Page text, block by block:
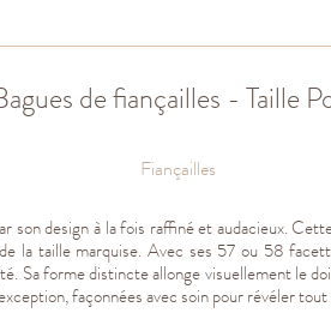
de fiançailles - Taille
Fiançailles
son design à la fois raffiné et audacieux.
la taille marquise. Avec ses 57 ou 58
Sa forme distincte allonge visuellement le
façonnées avec soin pour révéler